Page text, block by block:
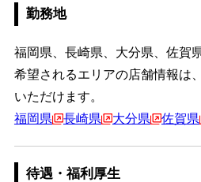
勤務地
福岡県、長崎県、大分県、佐賀
希望されるエリアの店舗情報は
いただけます。
福岡県
長崎県 大分県 佐賀県
待遇・福利厚生